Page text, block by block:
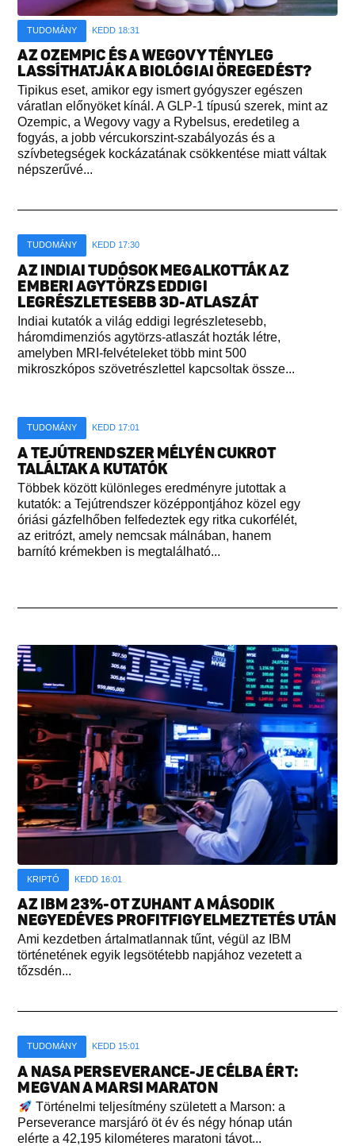
TUDOMÁNY KEDD 18:31
AZ OZEMPIC ÉS A WEGOVY TÉNYLEG
LASSÍTHATJÁK A BIOLÓGIAI ÖREGEDÉST?
Tipikus eset, amikor egy ismert gyógyszer egészen
váratlan előnyöket kínál. A GLP-1 típusú szerek, mint az
Ozempic, a Wegovy vagy a Rybelsus, eredetileg a
fogyás, a jobb vércukorszint-szabályozás és a
szívbetegségek kockázatának csökkentése miatt váltak
népszerűvé...
TUDOMÁNY KEDD 17:30
AZ INDIAI TUDÓSOK MEGALKOTTÁK AZ
EMBERI AGYTÖRZS EDDIGI
LEGRÉSZLETESEBB 3D-ATLASZÁT
Indiai kutatók a világ eddigi legrészletesebb,
háromdimenziós agytörzs-atlaszát hozták létre,
amelyben MRI-felvételeket több mint 500
mikroszkópos szövetrészlettel kapcsoltak össze...
TUDOMÁNY KEDD 17:01
A TEJÚTRENDSZER MÉLYÉN CUKROT
TALÁLTAK A KUTATÓK
Többek között különleges eredményre jutottak a
kutatók: a Tejútrendszer középpontjához közel egy
óriási gázfelhőben felfedeztek egy ritka cukorfélét,
az eritrózt, amely nemcsak málnában, hanem
barnító krémekben is megtalálható...
KRIPTÓ KEDD 16:01
AZ IBM 23%-OT ZUHANT A MÁSODIK
NEGYEDÉVES PROFITFIGYELMEZTETÉS UTÁN
Ami kezdetben ártalmatlannak tűnt, végül az IBM
történetének egyik legsötétebb napjához vezetett a
tőzsdén...
TUDOMÁNY KEDD 15:01
A NASA PERSEVERANCE-JE CÉLBA ÉRT:
MEGVAN A MARSI MARATON
Történelmi teljesítmény született a Marson: a
Perseverance marsjáró öt év és négy hónap után
elérte a 42,195 kilométeres maratoni távot...